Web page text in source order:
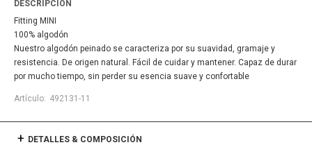
DESCRIPCIÓN
Fitting MINI
100% algodón
Nuestro algodón peinado se caracteriza por su suavidad, gramaje y
resistencia. De origen natural. Fácil de cuidar y mantener. Capaz de durar
por mucho tiempo, sin perder su esencia suave y confortable
492131-11
DETALLES & COMPOSICIÓN